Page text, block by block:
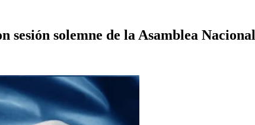
sesión solemne de la Asamblea Nacional